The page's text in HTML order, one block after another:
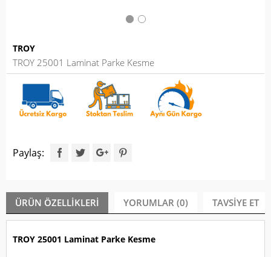
TROY
TROY 25001 Laminat Parke Kesme
Paylaş:
ÜRÜN ÖZELLIKLERI YORUMLAR (0) TAVSIYE ET
TROY 25001 Laminat Parke Kesme